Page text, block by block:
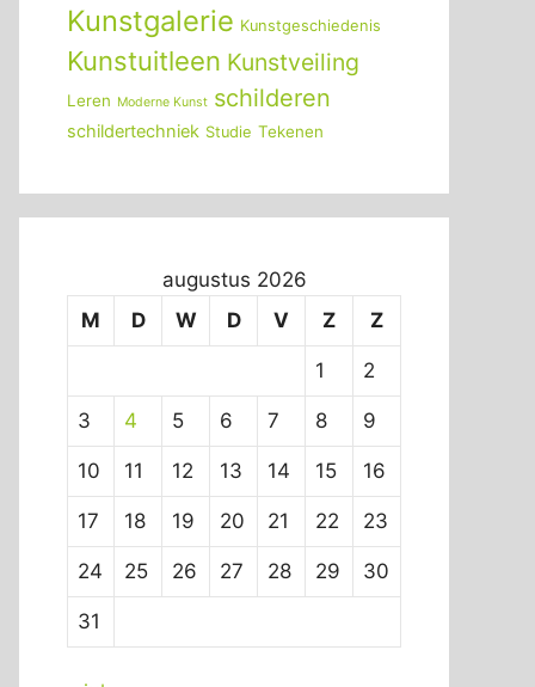
Kunstgalerie Kunstgeschiedenis
Kunstuitleen Kunstveiling
Leren Moderne Kunst schilderen
schildertechniek Studie Tekenen
augustus 2026
M
D W D V Z Z
1 2
3 4 5 6 7 8 9
10 11 12 13 14 15 16
17 18 19 20 21 22 23
24 25 26 27 28 29 30
31